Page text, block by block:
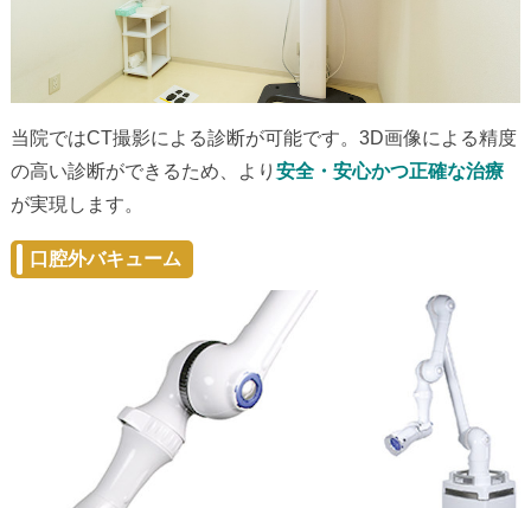
当院ではCT撮影による診断が可能です。3D画像による精度
の高い診断ができるため、より 安全・安心かつ正確な治療
が実現します。
口腔外バキューム